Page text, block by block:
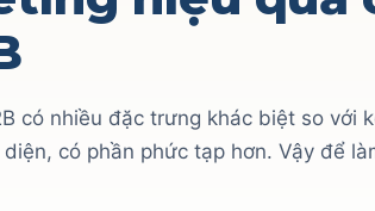
có nhiều đặc trưng khác biệt so với
có phần phức tạp hơn. Vậy để